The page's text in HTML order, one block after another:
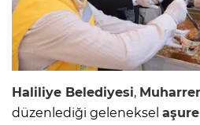
Haliliye Belediyesi,
düzenlediği geleneksel